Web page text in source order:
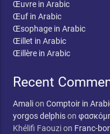
Œuvre in Arabic
Œuf in Arabic
Œsophage in Arabic
Œillet in Arabic
Œillère in Arabic
Recent
AmalionComptoir in
yorgos delphison
Khélifi Faouzion Franc-